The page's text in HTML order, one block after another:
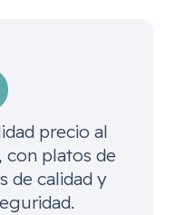
precio al
con platos de
de calidad y